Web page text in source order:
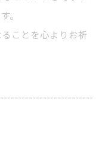
。
ことを心よりお祈